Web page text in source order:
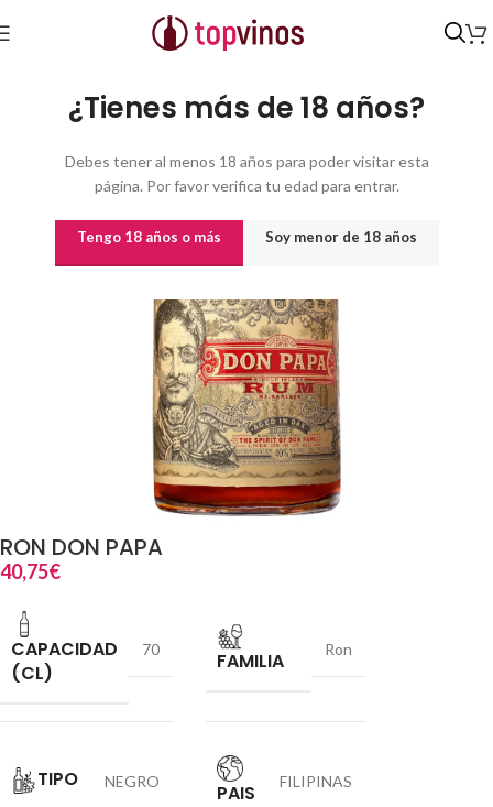
¿Tienes más de 18 años?
Debes tener al menos 18 años para poder visitar esta
página. Por favor verifica tu edad para entrar.
Tengo 18 años o más Soy menor de 18 años
Inicio Destilados y licores
RON DON PAPA
40,75€
CAPACIDAD
(CL)
70 FAMILIA Ron
TIPO NEGRO PAIS FILIPINAS